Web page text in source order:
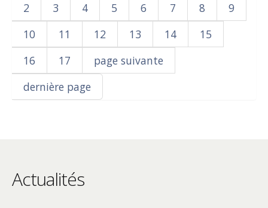
2
3 4 5 6 7 8
9
10
11 12 13 14
15
16
17
page suivante
dernière page
Actualités